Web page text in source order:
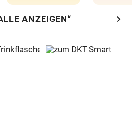
ANZEIGEN“ chevron_right